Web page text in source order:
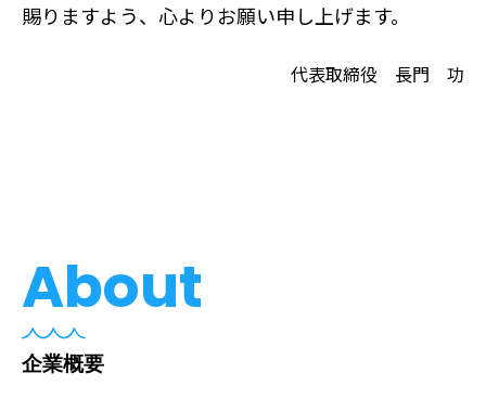
賜りますよう、心よりお願い申し上げます。
代表取締役 長門 功
About
企業概要